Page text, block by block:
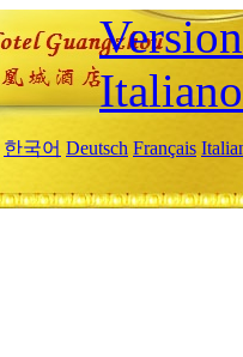
Italiano
한국어 Deutsch Français